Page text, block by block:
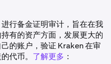
行备金证明审计，旨在在我
有的资产方面，发展更大的
的账户，验证 Kraken 在审
代币。 了解更多 ：